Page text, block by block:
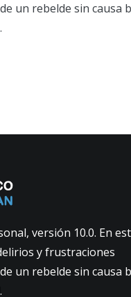
un rebelde sin causa
versión 10.0. En
y frustraciones
un rebelde sin causa